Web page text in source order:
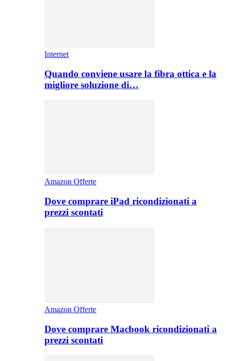
Internet
Quando conviene usare la fibra ottica e la
migliore soluzione di…
Amazon Offerte
Dove comprare iPad ricondizionati a
prezzi scontati
Amazon Offerte
Dove comprare Macbook ricondizionati a
prezzi scontati